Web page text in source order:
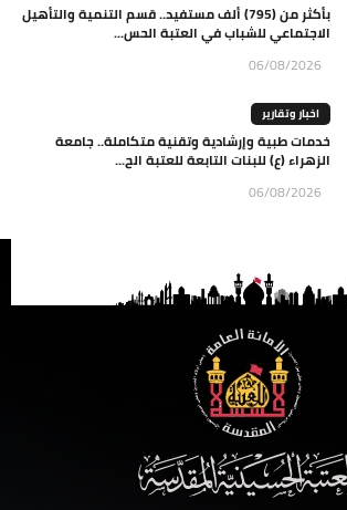
بأكثر من (795) ألف مستفيد.. قسم التنمية والتأهيل
الاجتماعي للشباب في العتبة الحس...
06/08/2026
اخبار وتقارير
خدمات طبية وإرشادية وتقنية متكاملة.. جامعة
الزهراء (ع) للبنات التابعة للعتبة الح...
06/08/2026